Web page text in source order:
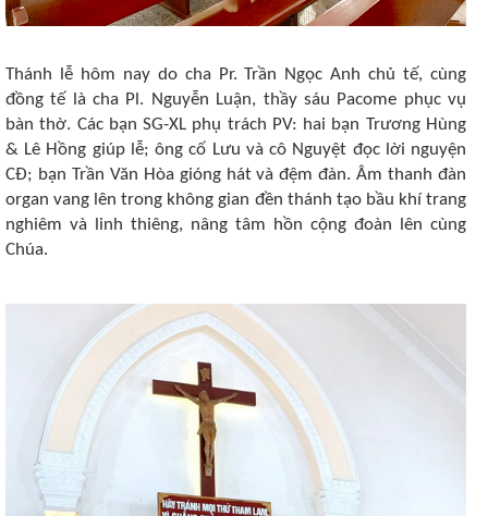
Thánh lễ hôm nay do cha Pr. Trần Ngọc Anh chủ tế, cùng
đồng tế là cha Pl. Nguyễn Luận, thầy sáu Pacome phục vụ
bàn thờ. Các bạn SG-XL phụ trách PV: hai bạn Trương Hùng
& Lê Hồng giúp lễ; ông cố Lưu và cô Nguyệt đọc lời nguyện
CĐ; bạn Trần Văn Hòa gióng hát và đệm đàn. Âm thanh đàn
organ vang lên trong không gian đền thánh tạo bầu khí trang
nghiêm và linh thiêng, nâng tâm hồn cộng đoàn lên cùng
Chúa.